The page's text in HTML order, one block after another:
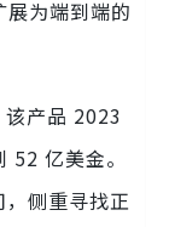
为端到端的
该产品 2023
亿美金。
侧重寻找正